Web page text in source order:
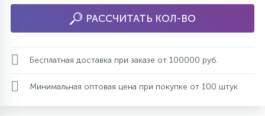
РАССЧИТАТЬ КОЛ-ВО
Бесплатная доставка при заказе от 100000 руб.
Минимальная оптовая цена при покупке от 100 штук